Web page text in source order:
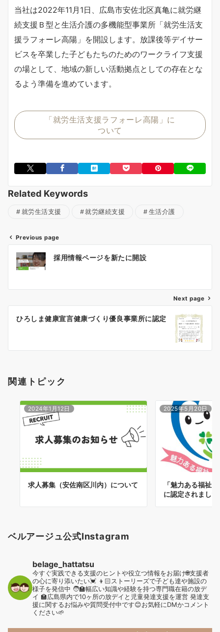
当社は2022年11月1日、広島市安佐北区真亀に就労継
続支援Ｂ型と生活介護の多機能型事業所「就労生活支
援ラフォーレ高陽」を開設します。放課後等デイサー
ビスを卒業した子どもたちのためのワークライフ支援
の場として、地域の新しい活動拠点としての存在とな
るよう準備を進めています。
「就労生活支援ラフォーレ高陽」に
ついて
Related Keywords
就労生活支援 就労継続支援 生活介護
投
稿
ナ
ビ
ゲ
シ
ン
Previous page
採用情報ページを新たに開設
Next page
ひろしま健康宣言健康づくり優良事業所に認定
関連トピック
2024年1月12日
求人募集（安佐南区川内）について
2025年5月20日
「魅力ある福祉
に認定されました
ベルアージュ公式Instagram
belage_hattatsu
今すぐ実践できる支援のヒントや役立つ情報をお届け🌐支援者
の心に寄り添いたい💓 👦🏻ストーリーズで子ども達や施設の
様子を発信中 🧑‍🏫幅広い知識や経験を持つ専門職在籍の放デ
イ 🏫広島県内で10ヶ所の放デイと児童発達支援を運営 発達支
援に関するお悩みや質問受付中です😊お気軽にDMかコメント
ください🌱